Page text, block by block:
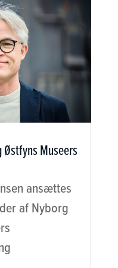
Østfyns Museers
ansættes
af Nyborg